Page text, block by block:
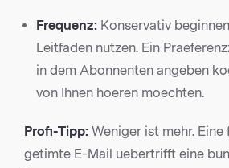
Frequenz: Konservativ
Leitfaden nutzen. Ein
in dem Abonnenten angeben
von Ihnen hoeren moechten.
Profi-Tipp: Weniger ist mehr.
getimte E-Mail uebertrifft eine